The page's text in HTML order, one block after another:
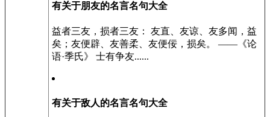
有关于朋友的名言名句大全
益者三友，损者三友： 友直、友谅、友多闻，益
矣；友便辟、友善柔、友便佞，损矣。 ——《论
语·季氏》 士有争友......
有关于敌人的名言名句大全